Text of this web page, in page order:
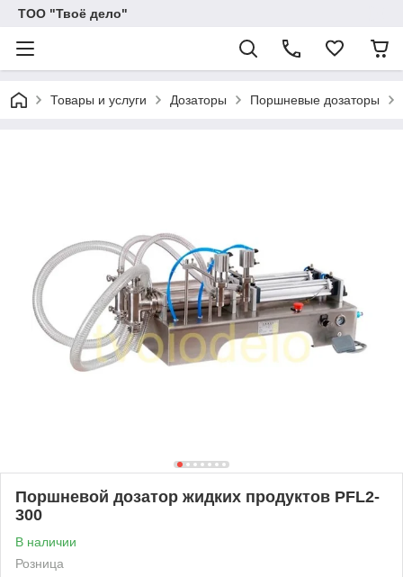
ТОО "Твоё дело"
Товары и услуги Дозаторы Поршневые дозаторы
Поршневой дозатор жидких продуктов PFL2-
300
В наличии
Розница